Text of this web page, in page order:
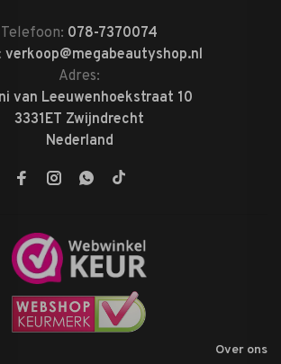
Telefoon: 078-7370074
verkoop@megabeautyshop.nl
Adres:
van Leeuwenhoekstraat 10
3331ET Zwijndrecht
Nederland
Over ons